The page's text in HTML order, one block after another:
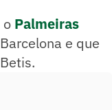
o Palmeiras
e que